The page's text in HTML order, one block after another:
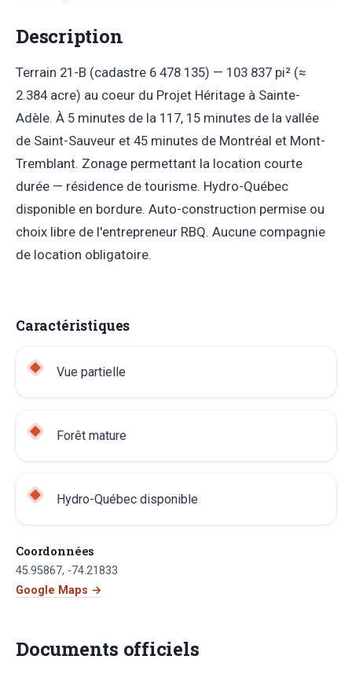
Description
Terrain 21-B (cadastre 6 478 135) — 103 837 pi² (≈
2.384 acre) au coeur du Projet Héritage à Sainte-
Adèle. À 5 minutes de la 117, 15 minutes de la vallée
de Saint-Sauveur et 45 minutes de Montréal et Mont-
Tremblant. Zonage permettant la location courte
durée — résidence de tourisme. Hydro-Québec
disponible en bordure. Auto-construction permise ou
choix libre de l'entrepreneur RBQ. Aucune compagnie
de location obligatoire.
Caractéristiques
Vue partielle
Forêt mature
Hydro-Québec disponible
Coordonnées
45.95867, -74.21833
Google Maps →
Documents officiels